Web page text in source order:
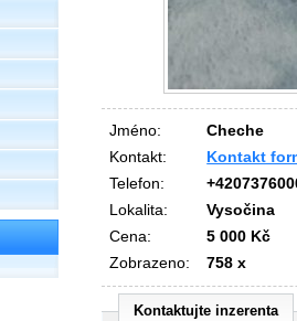
Jméno:
Cheche
Kontakt:
Kontakt
Telefon:
Lokalita:
Vysočina
Cena:
5 000 Kč
Zobrazeno:
758 x
Kontaktujte inzerenta